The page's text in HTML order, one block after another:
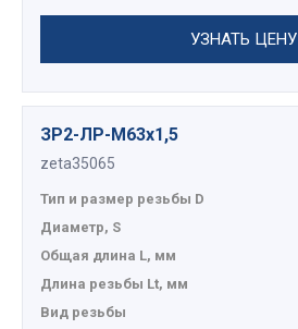
УЗНАТЬ ЦЕНУ
ЗР2-ЛР-М63х1,5
zeta35065
Тип и размер резьбы D
Диаметр, S
Общая длина L, мм
Длина резьбы Lt, мм
Вид резьбы